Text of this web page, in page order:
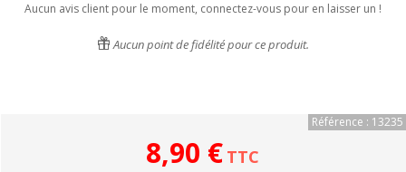
Aucun avis client pour le moment, connectez-vous pour en laisser un !
Aucun point de fidélité pour ce produit.
Référence : 13235
8,90 € TTC